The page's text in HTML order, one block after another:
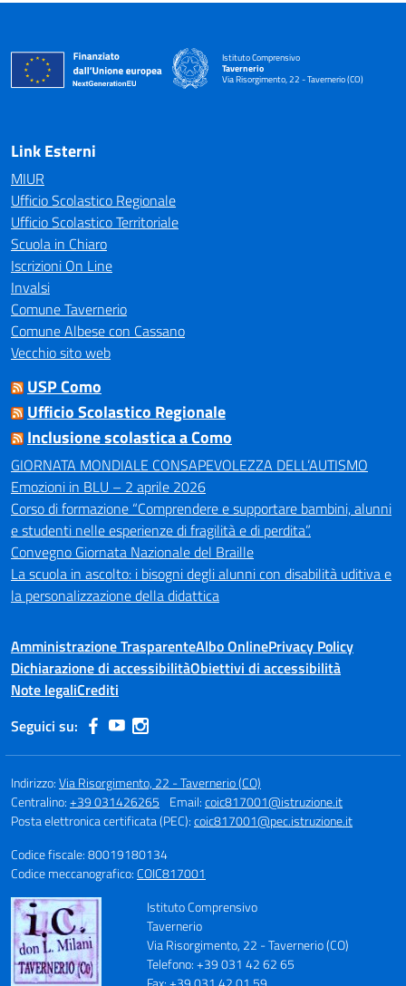
Istituto Comprensivo
Tavernerio
Via Risorgimento, 22 - Tavernerio (CO)
— Visita la pagina iniziale della scuola
Link Esterni
MIUR
Ufficio Scolastico Regionale
Ufficio Scolastico Territoriale
Scuola in Chiaro
Iscrizioni On Line
Invalsi
Comune Tavernerio
Comune Albese con Cassano
Vecchio sito web
USP Como
Ufficio Scolastico Regionale
Inclusione scolastica a Como
GIORNATA MONDIALE CONSAPEVOLEZZA DELL’AUTISMO
Emozioni in BLU – 2 aprile 2026
Corso di formazione “Comprendere e supportare bambini, alunni
e studenti nelle esperienze di fragilità e di perdita”.
Convegno Giornata Nazionale del Braille
La scuola in ascolto: i bisogni degli alunni con disabilità uditiva e
la personalizzazione della didattica
Amministrazione TrasparenteAlbo OnlinePrivacy Policy
Dichiarazione di accessibilitàObiettivi di accessibilità
Note legaliCrediti
Seguici su:
Indirizzo:Via Risorgimento, 22 - Tavernerio (CO)
Centralino:+39 031426265 Email:coic817001@istruzione.it
Posta elettronica certificata (PEC):coic817001@pec.istruzione.it
Codice fiscale: 80019180134
Codice meccanografico:COIC817001
Istituto Comprensivo
Tavernerio
Via Risorgimento, 22 - Tavernerio (CO)
Telefono: +39 031 42 62 65